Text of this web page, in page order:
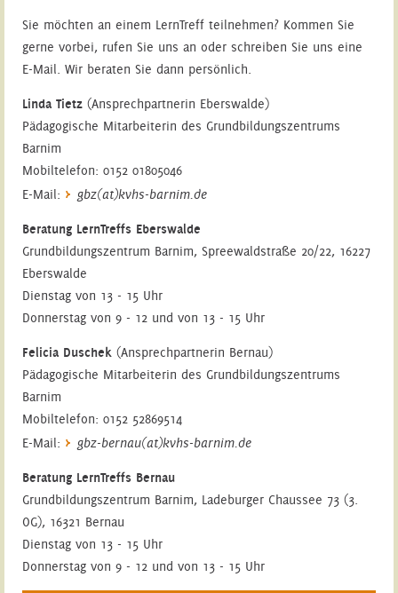
Sie möchten an einem LernTreff teilnehmen? Kommen Sie
gerne vorbei, rufen Sie uns an oder schreiben Sie uns eine
E-Mail. Wir beraten Sie dann persönlich.
Linda Tietz(Ansprechpartnerin Eberswalde)
Pädagogische Mitarbeiterin des Grundbildungszentrums
Barnim
Mobiltelefon: 0152 01805046
E-Mail:
gbz(at)kvhs-barnim.de
Beratung LernTreffs Eberswalde
Grundbildungszentrum Barnim, Spreewaldstraße 20/22, 16227
Eberswalde
Dienstag von 13 - 15 Uhr
Donnerstag von 9 - 12 und von 13 - 15 Uhr
Felicia Duschek(Ansprechpartnerin Bernau)
Pädagogische Mitarbeiterin des Grundbildungszentrums
Barnim
Mobiltelefon: 0152 52869514
E-Mail:
gbz-bernau(at)kvhs-barnim.de
Beratung LernTreffs Bernau
Grundbildungszentrum Barnim, Ladeburger Chaussee 73 (3.
OG), 16321 Bernau
Dienstag von 13 - 15 Uhr
Donnerstag von 9 - 12 und von 13 - 15 Uhr